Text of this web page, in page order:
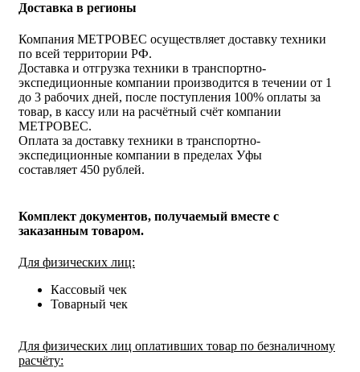
Доставка в регионы
Компания МЕТРОВЕС осуществляет доставку техники
по всей территории РФ.
Доставка и отгрузка техники в транспортно-
экспедиционные компании производится в течении от 1
до 3 рабочих дней, после поступления 100% оплаты за
товар, в кассу или на расчётный счёт компании
МЕТРОВЕС.
Оплата за доставку техники в транспортно-
экспедиционные компании в пределах Уфы
составляет 450 рублей.
Комплект документов, получаемый вместе с
заказанным товаром.
Для физических лиц:
Кассовый чек
Товарный чек
Для физических лиц оплативших товар по безналичному
расчёту: